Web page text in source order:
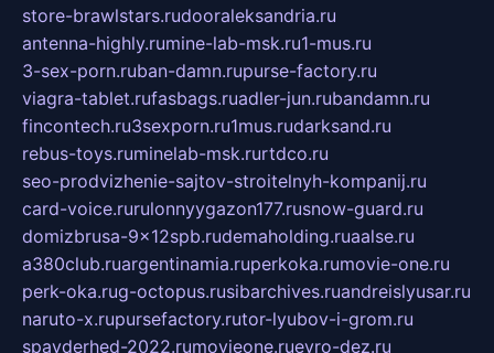
store-brawlstars.rudooraleksandria.ru
antenna-highly.rumine-lab-msk.ru1-mus.ru
3-sex-porn.ruban-damn.rupurse-factory.ru
viagra-tablet.rufasbags.ruadler-jun.rubandamn.ru
fincontech.ru3sexporn.ru1mus.rudarksand.ru
rebus-toys.ruminelab-msk.rurtdco.ru
seo-prodvizhenie-sajtov-stroitelnyh-kompanij.ru
card-voice.rurulonnyygazon177.rusnow-guard.ru
domizbrusa-9x12spb.rudemaholding.ruaalse.ru
a380club.ruargentinamia.ruperkoka.rumovie-one.ru
perk-oka.rug-octopus.rusibarchives.ruandreislyusar.ru
naruto-x.rupursefactory.rutor-lyubov-i-grom.ru
spayderhed-2022.rumovieone.ruevro-dez.ru